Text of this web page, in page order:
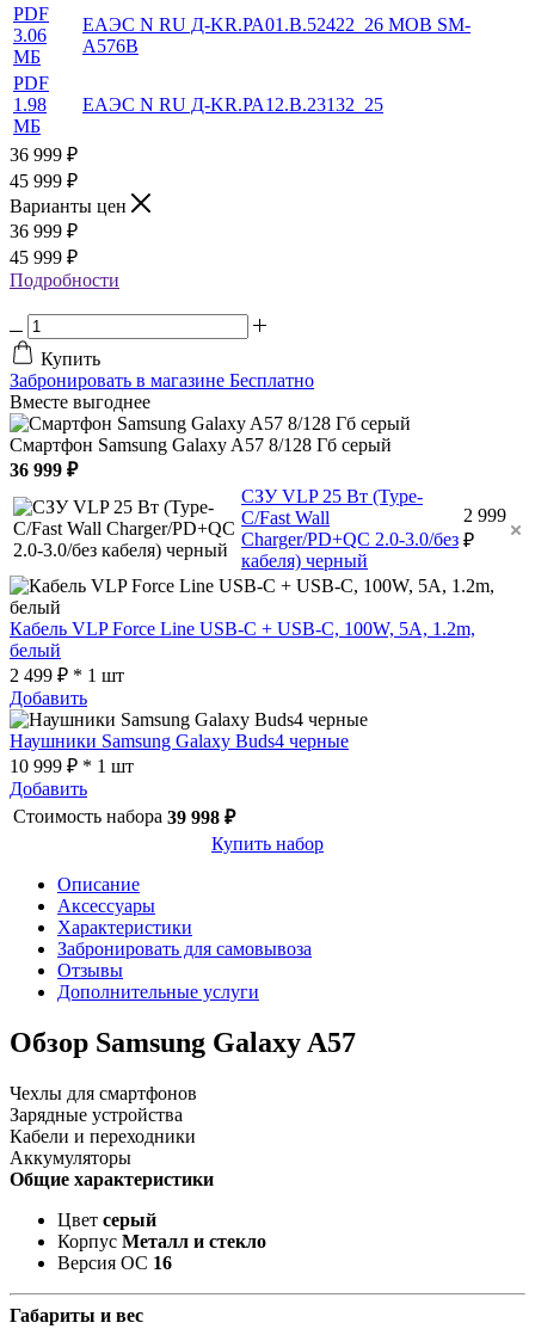
PDF
3.06
МБ
ЕАЭС N RU Д-KR.РА01.В.52422_26 MOB SM-
A576B
PDF
1.98
МБ
ЕАЭС N RU Д-KR.РА12.В.23132_25
36 999 ₽
45 999 ₽
Варианты цен
36 999 ₽
45 999 ₽
Подробности
Купить
Забронировать в магазине Бесплатно
Вместе выгоднее
Смартфон Samsung Galaxy A57 8/128 Гб серый
36 999 ₽
СЗУ VLP 25 Вт (Type-
C/Fast Wall
Charger/PD+QC 2.0-3.0/без
кабеля) черный
2 999
₽
Кабель VLP Force Line USB-C + USB-C, 100W, 5A, 1.2m,
белый
2 499 ₽ * 1 шт
Добавить
Наушники Samsung Galaxy Buds4 черные
10 999 ₽ * 1 шт
Добавить
Стоимость набора 39 998 ₽
Купить набор
Описание
Аксессуары
Характеристики
Забронировать для самовывоза
Отзывы
Дополнительные услуги
Обзор Samsung Galaxy A57
Чехлы для смартфонов
Зарядные устройства
Кабели и переходники
Аккумуляторы
Общие характеристики
Цвет серый
Корпус Металл и стекло
Версия ОС 16
Габариты и вес